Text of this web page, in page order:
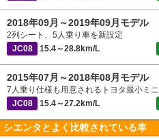
2018年09月～2019年09月モデル
2列シート、5人乗り車を新設定
JC08
15.4～28.8km/L
2015年07月～2018年08月モデル
7人乗り仕様も用意されるトヨタ最小ミ
JC08
15.4～27.2km/L
シエンタとよく比較されている車